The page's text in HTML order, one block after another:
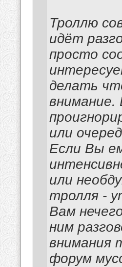
Троллю
идёт
просто
делать
или
Если Вы
или
тролля -
Вам
ним
внимания
форум